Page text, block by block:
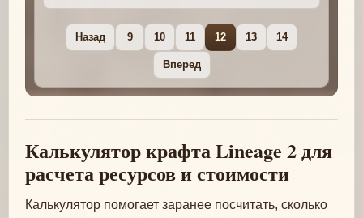
Назад 9 10 11 12 13 14
Вперед
Калькулятор крафта Lineage 2 для
расчета ресурсов и стоимости
Калькулятор помогает заранее посчитать, сколько